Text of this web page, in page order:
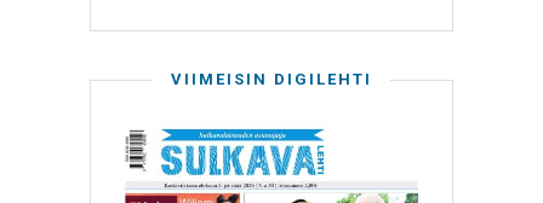
VIIMEISIN DIGILEHTI